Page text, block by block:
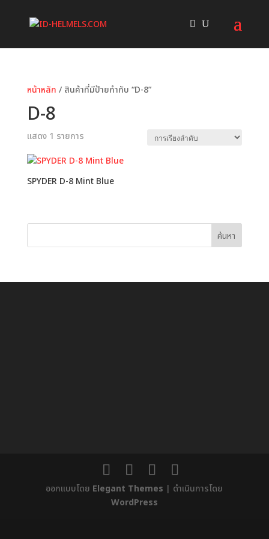
หน้าหลัก / สินค้าที่มีป้ายกำกับ “D-8”
D-8
แสดง 1 รายการ
SPYDER D-8 Mint Blue
ค้นหา
ออกแบบโดย Elegant Themes | ดำเนินการโดย
WordPress